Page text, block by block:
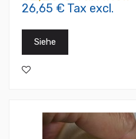
26,65 € Tax excl.
Siehe